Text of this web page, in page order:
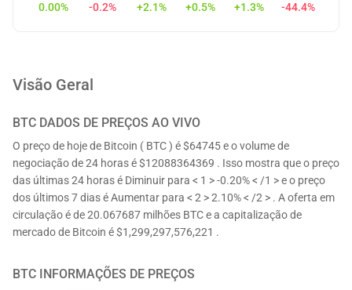
0.00% -0.2% +2.1% +0.5% +1.3% -44.4%
Visão Geral
BTC DADOS DE PREÇOS AO VIVO
O preço de hoje de Bitcoin ( BTC ) é $64745 e o volume de
negociação de 24 horas é $12088364369 . Isso mostra que o preço
das últimas 24 horas é Diminuir para < 1 > -0.20% < /1 > e o preço
dos últimos 7 dias é Aumentar para < 2 > 2.10% < /2 > . A oferta em
circulação é de 20.067687 milhões BTC e a capitalização de
mercado de Bitcoin é $1,299,297,576,221 .
BTC INFORMAÇÕES DE PREÇOS